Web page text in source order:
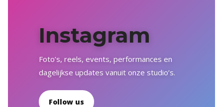
Instagram
Foto’s, reels, events, performances en
dagelijkse updates vanuit onze studio’s.
Follow us